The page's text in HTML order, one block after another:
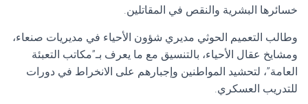
خسائرها البشرية والنقص في المقاتلين.
وطالب التعميم الحوثي مديري شؤون الأحياء في مديريات صنعاء،
ومشايخ عقال الأحياء، بالتنسيق مع ما يعرف بـ”مكاتب التعبئة
العامة”، لتحشيد المواطنين وإجبارهم على الانخراط في دورات
للتدريب العسكري.